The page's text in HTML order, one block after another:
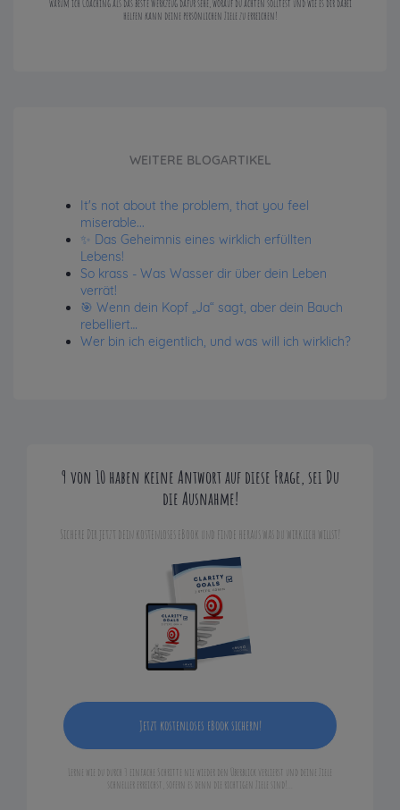
warum ich Coaching als das beste Werkzeug dafür sehe, worauf du achten solltest und wie es dir dabei
helfen kann deine persönlichen Ziele zu erreichen!
WEITERE BLOGARTIKEL
It's not about the problem, that you feel
miserable...
✨ Das Geheimnis eines wirklich erfüllten
Lebens!
So krass - Was Wasser dir über dein Leben
verrät!
🎯 Wenn dein Kopf „Ja“ sagt, aber dein Bauch
rebelliert…
Wer bin ich eigentlich, und was will ich wirklich?
9 von 10 haben keine Antwort auf diese Frage, sei Du
die Ausnahme!
Sichere Dir jetzt dein kostenloses eBook und finde heraus was du wirklich willst!
Jetzt kostenloses eBook sichern!
Lerne wie du durch 3 einfache Schritte nie wieder den Überblick verlierst und deine Ziele
schneller erreichst, sofern es denn die richtigen Ziele sind!...